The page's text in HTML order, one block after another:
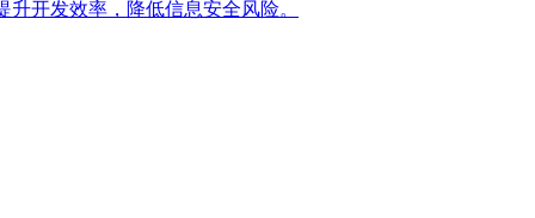
开发效率，降低信息安全风险。